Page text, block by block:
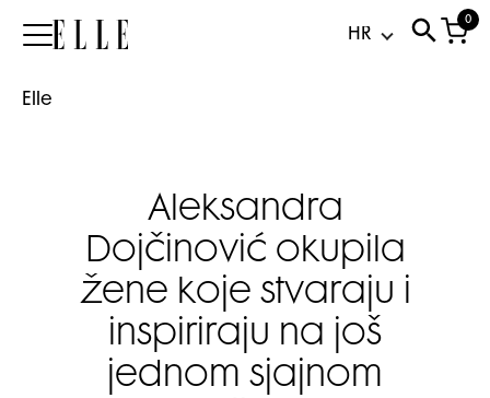
Elle
0
Elle
Aleksandra
Dojčinović okupila
žene koje stvaraju i
inspiriraju na još
jednom sjajnom